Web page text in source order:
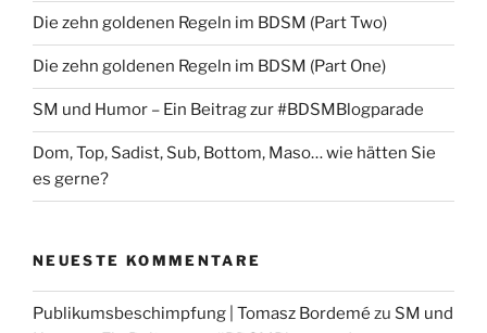
Die zehn goldenen Regeln im BDSM (Part Two)
Die zehn goldenen Regeln im BDSM (Part One)
SM und Humor – Ein Beitrag zur #BDSMBlogparade
Dom, Top, Sadist, Sub, Bottom, Maso… wie hätten Sie
es gerne?
NEUESTE KOMMENTARE
Publikumsbeschimpfung | Tomasz Bordemé zu SM und